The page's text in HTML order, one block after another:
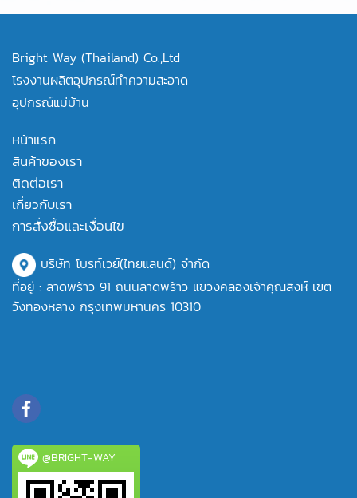
Bright Way (Thailand) Co.,Ltd
โรงงานผลิตอุปกรณ์ทำความสะอาด
อุปกรณ์แม่บ้าน
หน้าแรก
สินค้าของเรา
ติดต่อเรา
เกี่ยวกับเรา
การสั่งซื้อและเงื่อนไข
บริษัท โบรท์เวย์(ไทยแลนด์) จำกัด
ที่อยู่ : ลาดพร้าว 91 ถนนลาดพร้าว แขวงคลองเจ้าคุณสิงห์ เขต
วังทองหลาง กรุงเทพมหานคร 10310
@BRIGHT-WAY